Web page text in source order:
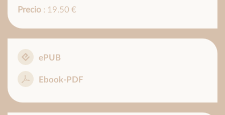
Precio : 19.50 €
ePUB
Ebook-PDF